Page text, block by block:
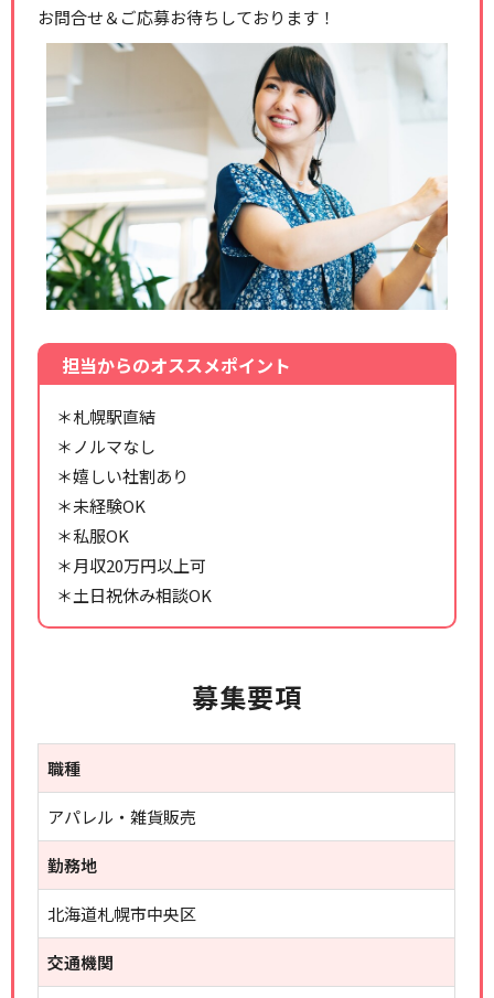
お問合せ＆ご応募お待ちしております！
担当からのオススメポイント
＊札幌駅直結
＊ノルマなし
＊嬉しい社割あり
＊未経験OK
＊私服OK
＊月収20万円以上可
＊土日祝休み相談OK
募集要項
職種
アパレル・雑貨販売
勤務地
北海道札幌市中央区
交通機関